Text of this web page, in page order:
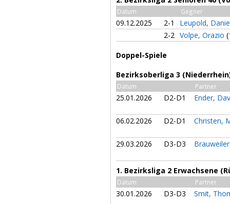
Datum Gegner
09.12.2025 2-1
Leupold,
2-2 Volpe, Orazio
Doppel-Spiele
Bezirksoberliga 3
Datum Partner
25.01.2026 D2-D1 Ender,
06.02.2026 D2-D1 Christen,
29.03.2026 D3-D3
1. Bezirksliga 2 Erwachsene
Datum Partner
30.01.2026 D3-D3 Smit,